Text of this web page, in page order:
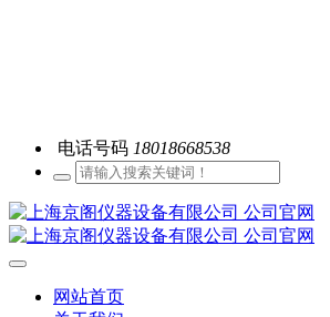
电话号码 18018668538
网站首页